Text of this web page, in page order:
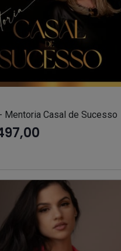
Mentoria Casal de Sucesso